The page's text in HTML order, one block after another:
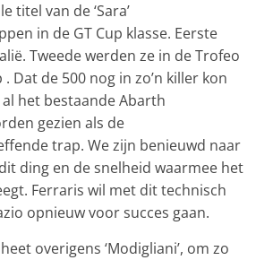
titel van de ‘Sara’
in de GT Cup klasse. Eerste
Tweede werden ze in de Trofeo
Dat de 500 nog in zo’n killer kon
het bestaande Abarth
gezien als de
trap. We zijn benieuwd naar
ding en de snelheid waarmee het
Ferraris wil met dit technisch
opnieuw voor succes gaan.
overigens ‘Modigliani’, om zo